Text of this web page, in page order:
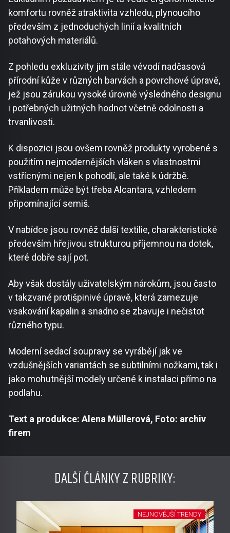
komfortu rovněž atraktivita vzhledu, plynoucího
především z jednoduchých linií a kvalitních
potahových materiálů.
Z pohledu exkluzivity jim stále vévodí nadčasová
přírodní kůže v různých barvách a povrchové úpravě,
jež jsou zárukou vysoké úrovně výsledného designu
i potřebných užitných hodnot včetně odolnosti a
trvanlivosti.
K dispozici jsou ovšem rovněž produkty vyrobené s
použitím nejmodernějších vláken s vlastnostmi
vstřícnými nejen k pohodlí, ale také k údržbě.
Příkladem může být třeba Alcantara, vzhledem
připomínající semiš.
V nabídce jsou rovněž další textilie, charakteristické
především hřejivou strukturou příjemnou na dotek,
které dobře sají pot.
Aby však dostály uživatelským nárokům, jsou často
v takzvané protišpinivé úpravě, která zamezuje
vsakování kapalin a snadno se zbavuje i nečistot
různého typu.
Moderní sedací soupravy se vyrábějí jak ve
vzdušnějších variantách se subtilními nožkami, tak i
jako mohutnější modely určené k instalaci přímo na
podlahu.
Text a produkce: Alena Müllerová, Foto: archiv
firem
DALŠÍ ČLÁNKY Z RUBRIKY:
NEJNOVĚJŠÍ TRENDY